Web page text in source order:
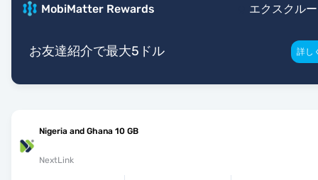
MobiMatter Rewards エクスクル
お友達紹介で最大5ドル 詳し
Nigeria and Ghana 10 GB
NextLink